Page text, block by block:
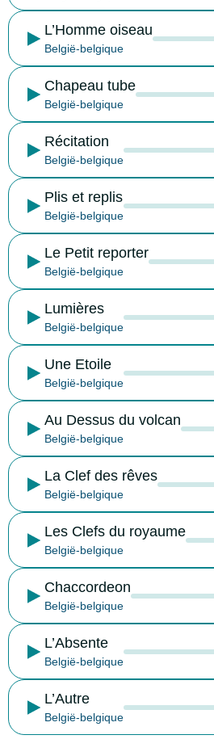
L’Homme oiseau
België-belgique
Chapeau tube
België-belgique
Récitation
België-belgique
Plis et replis
België-belgique
Le Petit reporter
België-belgique
Lumières
België-belgique
Une Etoile
België-belgique
Au Dessus du volcan
België-belgique
La Clef des rêves
België-belgique
Les Clefs du royaume
België-belgique
Chaccordeon
België-belgique
L’Absente
België-belgique
L’Autre
België-belgique